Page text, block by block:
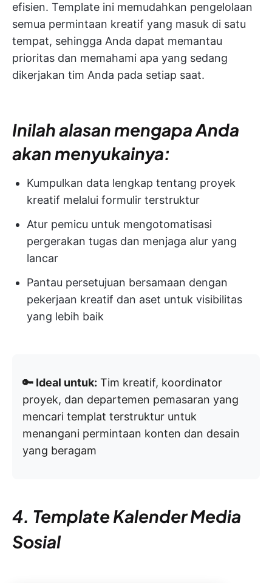
efisien. Template ini memudahkan pengelolaan
semua permintaan kreatif yang masuk di satu
tempat, sehingga Anda dapat memantau
prioritas dan memahami apa yang sedang
dikerjakan tim Anda pada setiap saat.
Inilah alasan mengapa Anda
akan menyukainya:
Kumpulkan data lengkap tentang proyek
kreatif melalui formulir terstruktur
Atur pemicu untuk mengotomatisasi
pergerakan tugas dan menjaga alur yang
lancar
Pantau persetujuan bersamaan dengan
pekerjaan kreatif dan aset untuk visibilitas
yang lebih baik
🔑 Ideal untuk: Tim kreatif, koordinator
proyek, dan departemen pemasaran yang
mencari templat terstruktur untuk
menangani permintaan konten dan desain
yang beragam
4. Template Kalender Media
Sosial